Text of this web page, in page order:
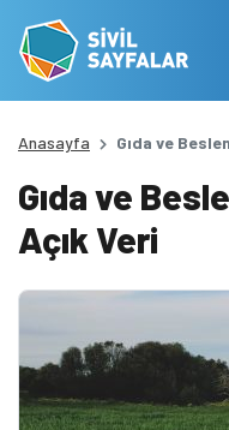
Anasayfa Gıda ve
Gıda ve
Açık Veri